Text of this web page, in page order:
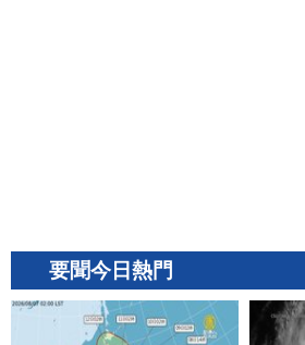
要聞今日熱門